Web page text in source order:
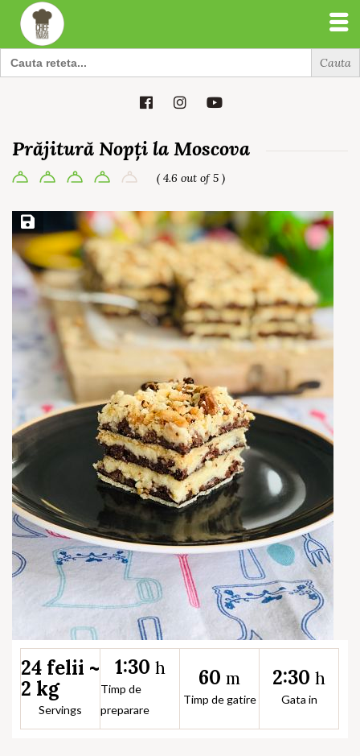
Search
for:
Prăjitură Nopți la Moscova
( 4.6 out of 5 )
Save Recipe
24 felii ~
2 kg
Servings
1:30 h
Timp de
preparare
60 m
Timp de gatire
2:30 h
Gata in